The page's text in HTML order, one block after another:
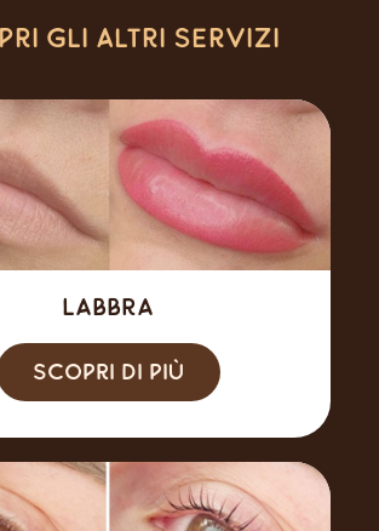
gli altri servizi
Labbra
Scopri di più